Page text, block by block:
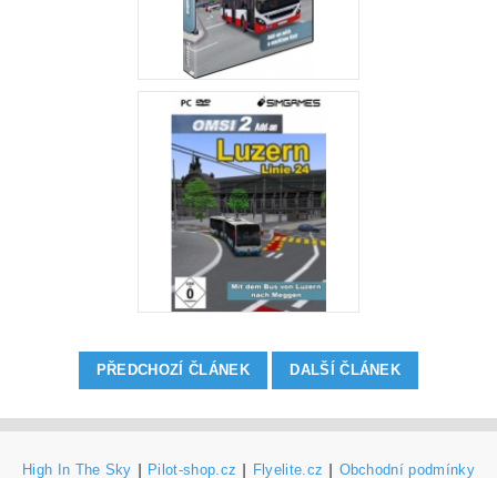
PŘEDCHOZÍ ČLÁNEK DALŠÍ ČLÁNEK
High In The Sky Pilot-shop.cz Flyelite.cz Obchodní podmínky